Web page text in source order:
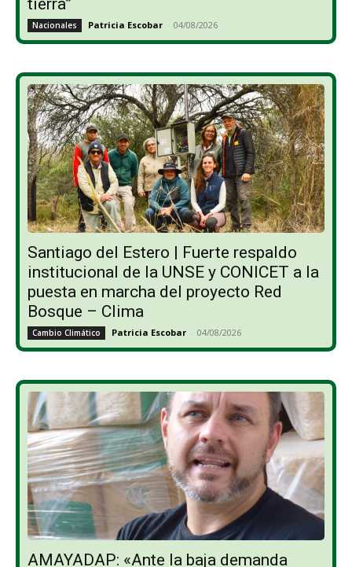
tierra”
Nacionales Patricia Escobar - 04/08/2026
Santiago del Estero | Fuerte respaldo
institucional de la UNSE y CONICET a la
puesta en marcha del proyecto Red
Bosque – Clima
Cambio Climático Patricia Escobar - 04/08/2026
AMAYADAP: «Ante la baja demanda